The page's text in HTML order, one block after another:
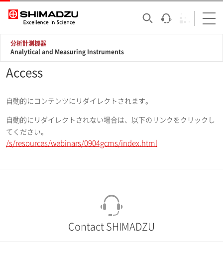
分析計測機器
Analytical and Measuring Instruments
Access
自動的にコンテンツにリダイレクトされます。
自動的にリダイレクトされない場合は、以下のリンクをクリックし
てください。
/s/resources/webinars/0904gcms/index.html
Contact SHIMADZU